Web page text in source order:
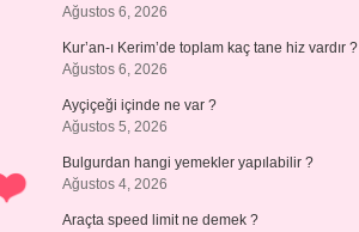
Ağustos 6, 2026
Kur’an-ı Kerim’de toplam kaç tane hiz vardır ?
Ağustos 6, 2026
Ayçiçeği içinde ne var ?
Ağustos 5, 2026
Bulgurdan hangi yemekler yapılabilir ?
Ağustos 4, 2026
Araçta speed limit ne demek ?